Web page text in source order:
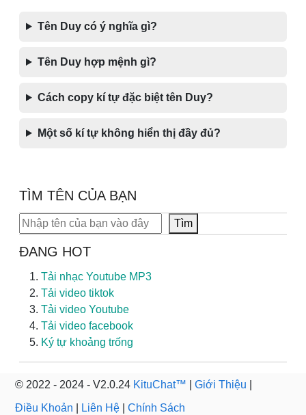
Tên Duy có ý nghĩa gì?
Tên Duy hợp mệnh gì?
Cách copy kí tự đặc biệt tên Duy?
Một số kí tự không hiển thị đầy đủ?
TÌM TÊN CỦA BẠN
Tìm kiếm Tìm
ĐANG HOT
Tải nhạc Youtube MP3
Tải video tiktok
Tải video Youtube
Tải video facebook
Ký tự khoảng trống
© 2022 - 2024 - V2.0.24 KituChat™ Giới Thiệu
Điều Khoản
Liên Hệ Chính Sách